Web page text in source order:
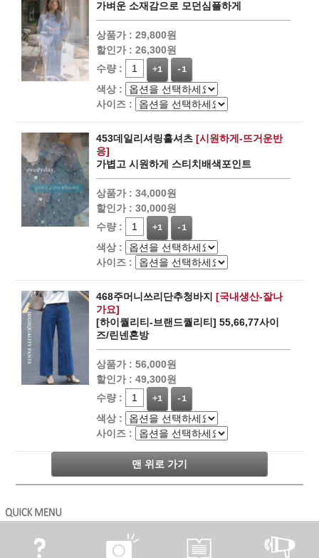
가벼운 소재감으로 모던심플하게
상품가 : 29,800원
할인가 : 26,300원
수량 :
+1 -1
색상 :
사이즈 :
453데일리셔링훌셔츠 [시원하게-뜨거운반
응]
가볍고 시원하게 스티치배색포인트
상품가 : 34,000원
할인가 : 30,000원
수량 :
+1 -1
색상 :
사이즈 :
468주머니쓰리단추청바지 [국내생산-잘나
가요]
[하이퀄리티-브랜드퀄리티] 55,66,77사이
즈/린넨혼방
상품가 : 56,000원
할인가 : 49,300원
수량 :
+1 -1
색상 :
사이즈 :
맨 위로 가기